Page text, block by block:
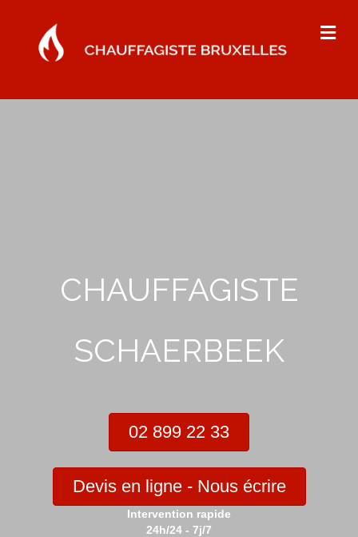
CHAUFFAGISTE
SCHAERBEEK
02 899 22 33
Devis en ligne - Nous écrire
Intervention rapide
24h/24 - 7j/7